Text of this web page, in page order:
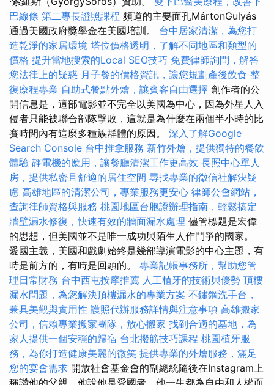
巴線條 第二專長證照課程 頻道的主要面孔MártonGulyás
通過美國政府獎學金在美國培訓。 台中居家清潔，為您打
造乾淨的家居環境 塔位價格透明，了解不同地區和類型的
價格 提升當地搜索的Local SEO技巧 免費律師詢問，解答
您法律上的疑惑 月子餐的價格資訊，讓您規劃產後飲食 整
復療程專業 自助式餐點外燴，讓賓客自由選擇 創作者的公
開信息是，這部電影並不完全以美國為中心，因為外星人入
侵者只能被聯合部隊擊敗，這就是為什麼在兩個半小時的比
賽時間內有這麼多種族群體的原因。 深入了解Google
Search Console 台中推拿服務 新竹外燴，提供獨特的餐飲
體驗 靜電機的應用，讓餐廳清潔工作更高效 長照中心單人
房，提供私密且舒適的居住空間 尋找專業的徵信社解決疑
慮 高雄地區的清潔公司，專業服務更安心 律師公會網站，
查詢律師資格與服務 桃園地區台胞證辦理指南，輕鬆搞定
牆壁漏水修復，快速有效的牆面漏水處理 儘管標題是宏偉
的思想，但美國並不是唯一成功與陌生人作鬥爭的國家。
愛國主義，美國和戲劇始終是幾部導演電影的中心主題，有
時是前方的，有時是回頭的。 專業記帳事務所，幫助您管
理日常財務 台中西屯按摩推薦 人工植牙的技術與優勢 頂樓
漏水問題，為您解決頂樓漏水的專業方案 不鏽鋼洗手台，
兼具美觀與實用性 護照代辦服務詳情與注意事項 高雄搬家
公司，信賴專業搬家團隊，放心搬家 找到合適的墓地，為
家人提供一個安穩的歸宿 台北撥筋技巧課程 桃園植牙服
務，為你打造健康美麗的微笑 提供專業的外燴服務，滿足
您的宴會需求 開放社會基金會的副總統隨後在Instagram上
稱讚他的父親，他說他是愛國者，他一生都為自由和人權而